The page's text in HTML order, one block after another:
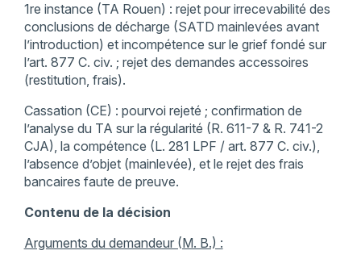
1re instance (TA Rouen) : rejet pour irrecevabilité des
conclusions de décharge (SATD mainlevées avant
l’introduction) et incompétence sur le grief fondé sur
l’art. 877 C. civ. ; rejet des demandes accessoires
(restitution, frais).
Cassation (CE) : pourvoi rejeté ; confirmation de
l’analyse du TA sur la régularité (R. 611-7 & R. 741-2
CJA), la compétence (L. 281 LPF / art. 877 C. civ.),
l’absence d’objet (mainlevée), et le rejet des frais
bancaires faute de preuve.
Contenu de la décision
Arguments du demandeur (M. B.) :